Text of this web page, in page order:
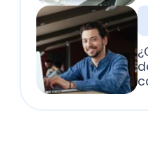
Calculadoras para